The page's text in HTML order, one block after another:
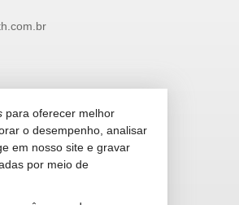
para oferecer melhor
o desempenho, analisar
em nosso site e gravar
por meio de